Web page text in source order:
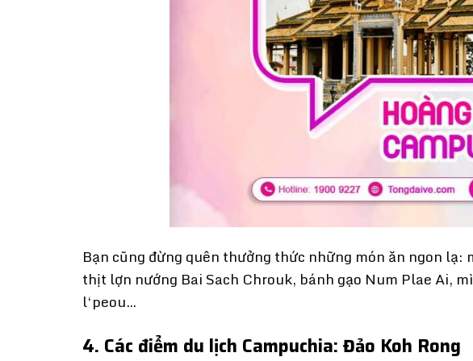
Bạn cũng đừng quên thưởng thức những món ăn ngon lạ:
thịt lợn nướng Bai Sach Chrouk, bánh gạo Num Plae Ai,
l‘peou…
4. Các điểm du lịch Campuchia: Đảo Koh Rong